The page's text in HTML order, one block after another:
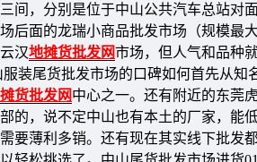
间，分别是位于中山公共汽车总站对
后面的龙瑞小商品批发市场（规模最
汉地摊货批发网市场，但人气和品种
装尾货批发市场的口碑如何首先从知
货批发网中心之一。还有附近的东莞
的，说不定中山也有本土的厂家，能
要薄利多销。还有现在其实线下批发